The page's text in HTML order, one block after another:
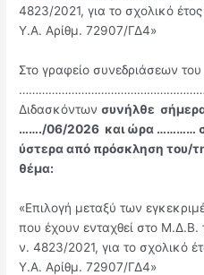
4823/2021, για το σχολικό
Υ.Α. Αρίθμ. 72907/ΓΔ4»
Στο γραφείο συνεδριάσεων
Διδασκόντων συνήλθε
……./06/2026 και ώρα …………
ύστερα από πρόσκληση του/
θέμα:
«Επιλογή μεταξύ των
που έχουν ενταχθεί στο Μ.Δ.Β.
ν. 4823/2021, για το σχολικό
Υ.Α. Αρίθμ. 72907/ΓΔ4»